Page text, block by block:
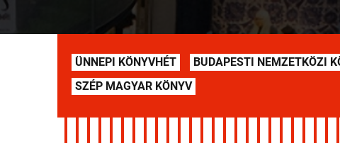
ÜNNEPI KÖNYVHÉT
BUDAPESTI NEMZETKÖZI
SZÉP MAGYAR KÖNYV